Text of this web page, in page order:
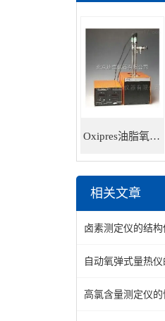
Oxipres油脂氧化稳定性仪
相关文章
卤素测定仪的结构
自动氧弹式量热
高氯含量测定仪